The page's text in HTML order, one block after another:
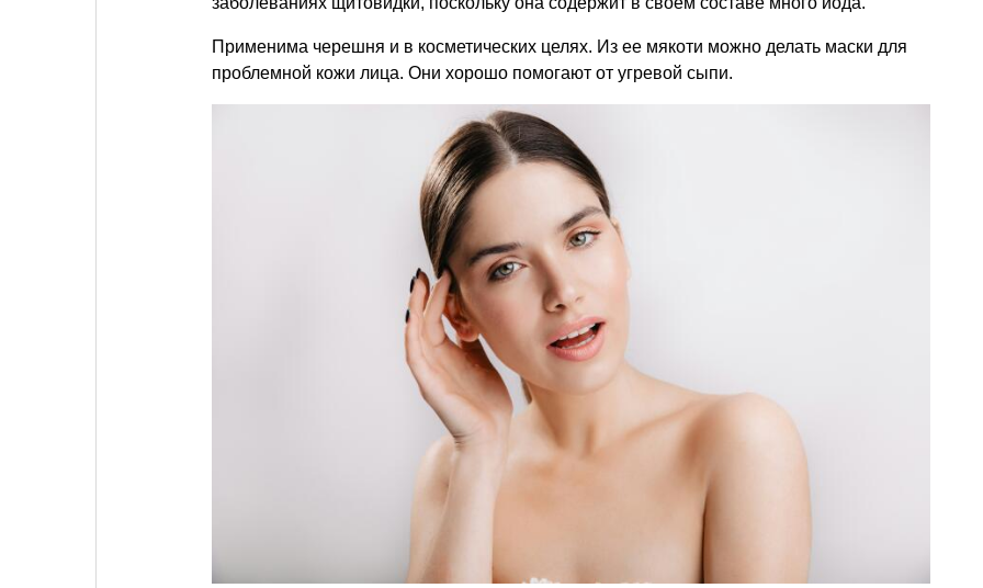
Применима черешня и в косметических целях. Из ее мякоти можно делать маски для
проблемной кожи лица. Они хорошо помогают от угревой сыпи.